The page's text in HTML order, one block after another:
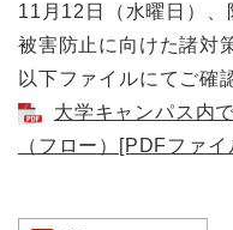
11月12日（水曜日）
被害防止に向けた諸対
以下ファイルにてご確
大学キャンパス内
（フロー）[PDFファ